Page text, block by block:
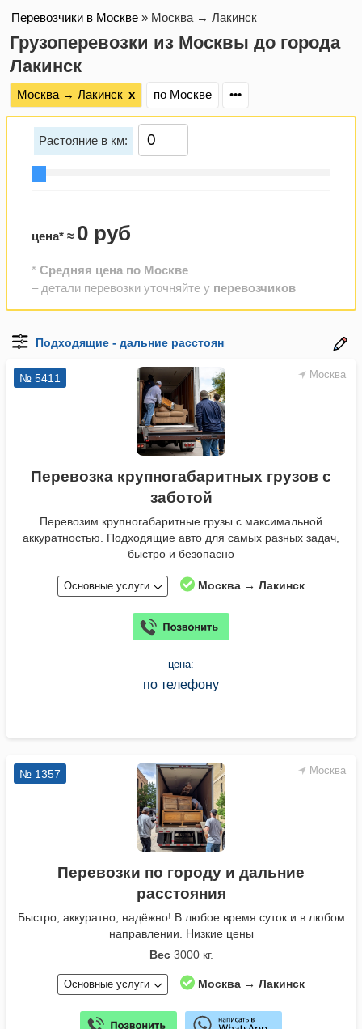
Перевозчики в Москве » Москва → Лакинск
Грузоперевозки из Москвы до города
Лакинск
Москва → Лакинск х по Москве •••
Растояние в км:
цена* ≈ 0 руб
* Средняя цена по Москве
– детали перевозки уточняйте у перевозчиков
Москва
№ 5411
Перевозка крупногабаритных грузов с
заботой
Перевозим крупногабаритные грузы с максимальной
аккуратностью. Подходящие авто для самых разных задач,
быстро и безопасно
Основные услуги Москва → Лакинск
цена:
по телефону
Москва
№ 1357
Перевозки по городу и дальние
расстояния
Быстро, аккуратно, надёжно! В любое время суток и в любом
направлении. Низкие цены
Вес3000 кг.
Основные услуги Москва → Лакинск